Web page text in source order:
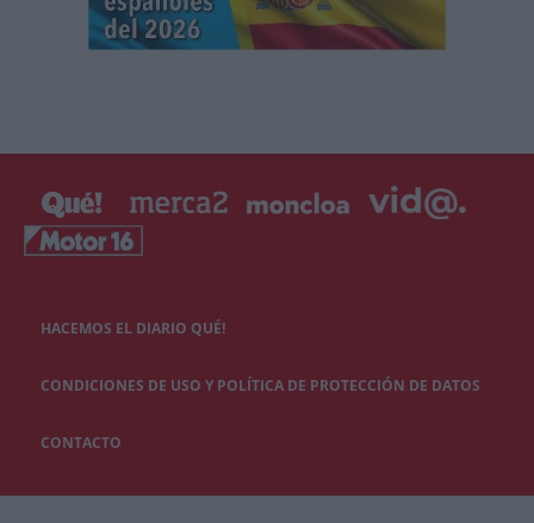
HACEMOS EL DIARIO QUÉ!
CONDICIONES DE USO Y POLÍTICA DE PROTECCIÓN DE DATOS
CONTACTO